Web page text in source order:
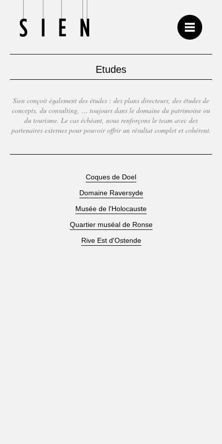
Etudes
Sien conçoit également des études : des plans directeurs, des études de
concepts, du consulting, … toujours dans le domaine du patrimoine ou
du tourisme. Le cas échéant, nous renforçons le team avec des
partenaires externes pour pouvoir offrir un résultat complet et cohérent.
Coques de Doel
Domaine Raversyde
Musée de l'Holocauste
Quartier muséal de Ronse
Rive Est d'Ostende